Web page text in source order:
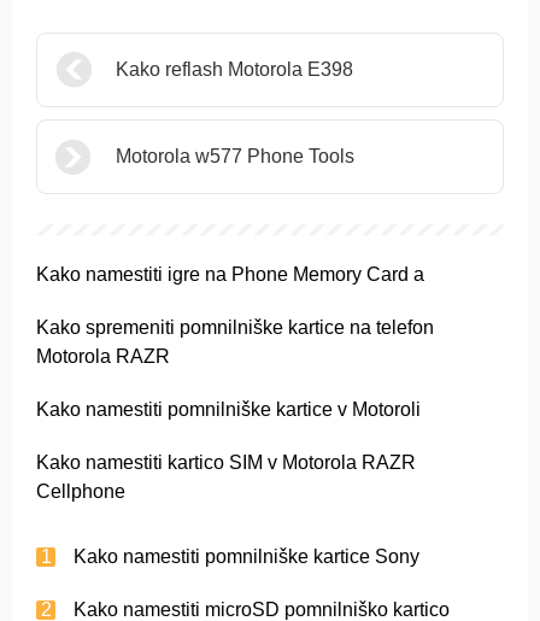
Kako reflash Motorola E398
Motorola w577 Phone Tools
Kako namestiti igre na Phone Memory Card a
Kako spremeniti pomnilniške kartice na telefon
Motorola RAZR
Kako namestiti pomnilniške kartice v Motoroli
Kako namestiti kartico SIM v Motorola RAZR
Cellphone
Kako namestiti pomnilniške kartice Sony
Kako namestiti microSD pomnilniško kartico